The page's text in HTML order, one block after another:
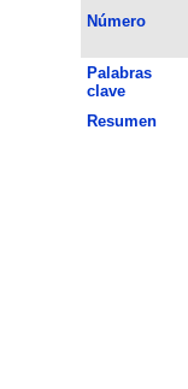
Número
Palabras
clave
Resumen